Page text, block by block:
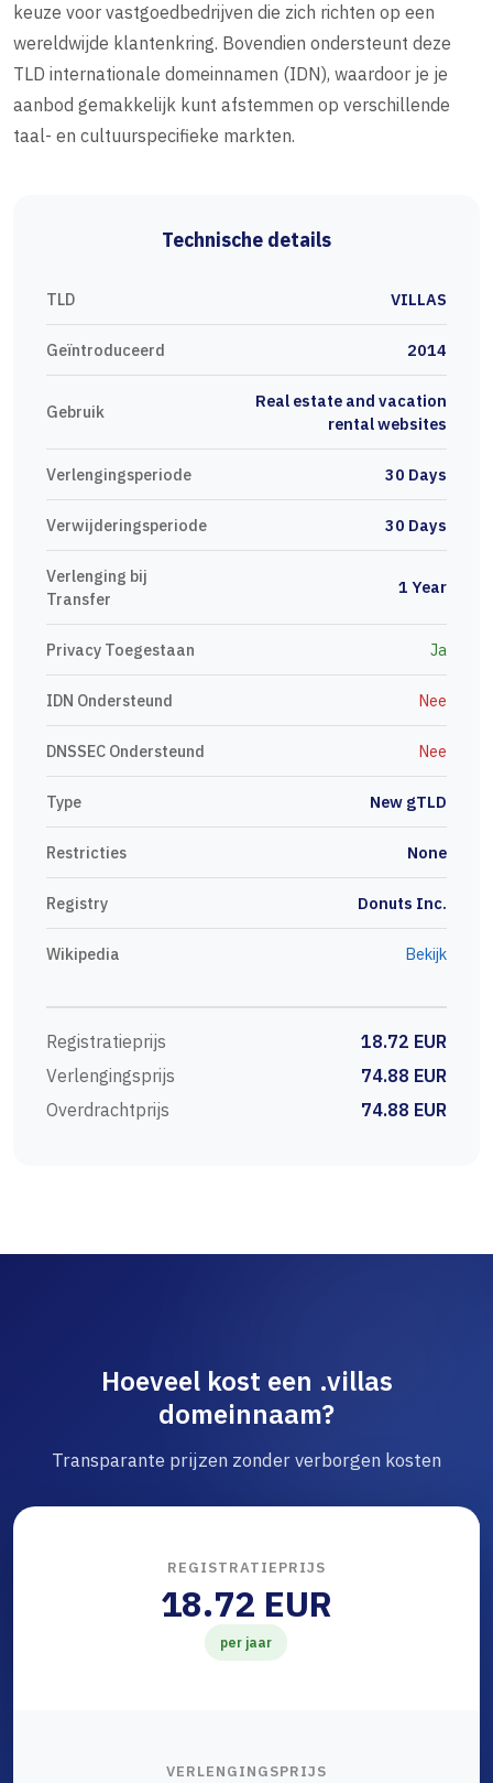
keuze voor vastgoedbedrijven die zich richten op een
wereldwijde klantenkring. Bovendien ondersteunt deze
TLD internationale domeinnamen (IDN), waardoor je je
aanbod gemakkelijk kunt afstemmen op verschillende
taal- en cultuurspecifieke markten.
Technische details
TLD VILLAS
Geïntroduceerd 2014
Gebruik
Real estate and vacation
rental websites
Verlengingsperiode 30 Days
Verwijderingsperiode 30 Days
Verlenging bij
Transfer
1 Year
Privacy Toegestaan Ja
IDN Ondersteund Nee
DNSSEC Ondersteund Nee
Type New gTLD
Restricties None
Registry Donuts Inc.
Wikipedia Bekijk
Registratieprijs
18.72 EUR
Verlengingsprijs
74.88 EUR
Overdrachtprijs
74.88 EUR
Hoeveel kost een .villas
domeinnaam?
Transparante prijzen zonder verborgen kosten
REGISTRATIEPRIJS
18.72 EUR
per jaar
VERLENGINGSPRIJS